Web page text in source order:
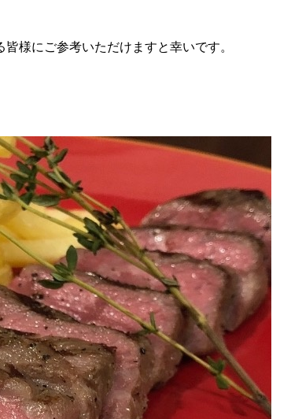
様にご参考いただけますと幸いです。